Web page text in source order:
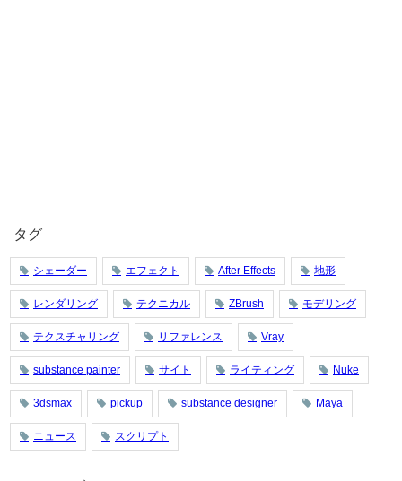
タグ
シェーダー エフェクト After Effects 地形
レンダリング テクニカル ZBrush モデリング
テクスチャリング リファレンス Vray
substance painter サイト ライティング Nuke
3dsmax pickup substance designer Maya
ニュース スクリプト